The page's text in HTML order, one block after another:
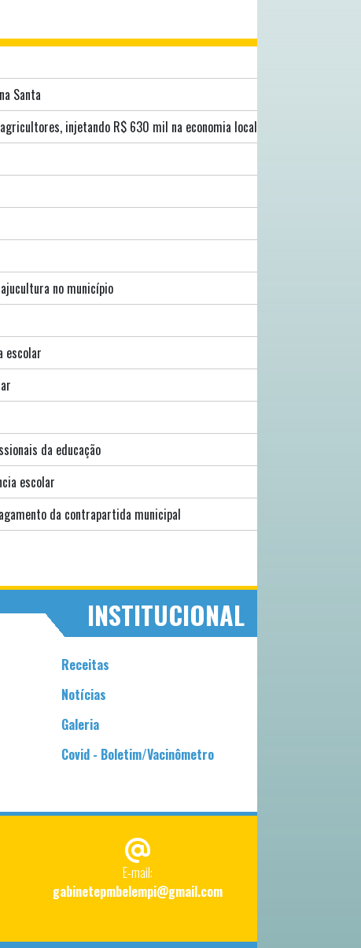
Santa
injetando R$ 630 mil na economia local
no município
escolar
da educação
escolar
da contrapartida municipal
INSTITUCIONAL
Receitas
Notícias
Galeria
Covid - Boletim/Vacinômetro
E-mail:
gabinetepmbelempi@gmail.com